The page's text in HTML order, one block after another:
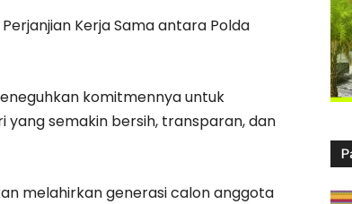
Kerja Sama antara Polda
komitmennya untuk
semakin bersih, transparan, dan
melahirkan generasi calon anggota